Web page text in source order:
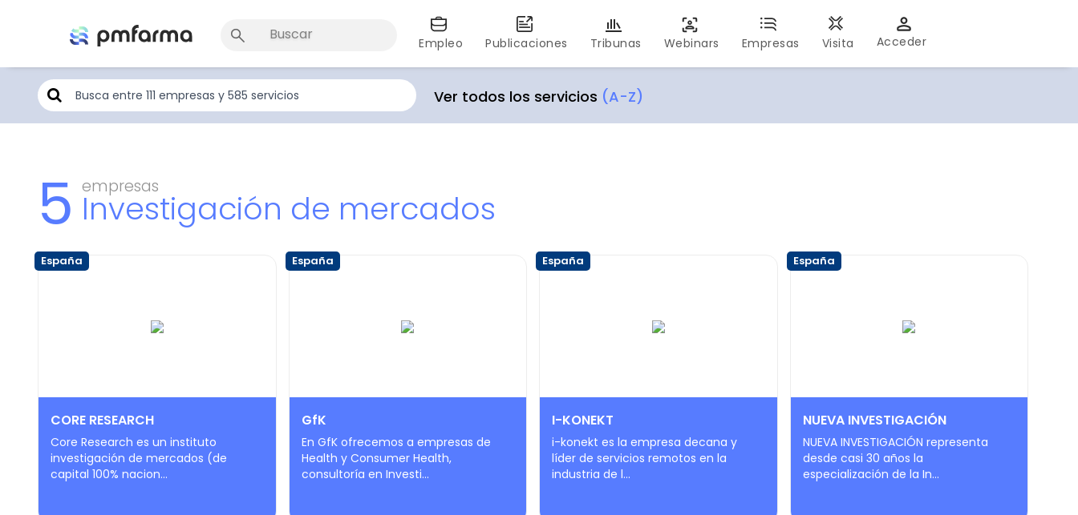
Empleo Publicaciones Tribunas Webinars Empresas Visita Acceder
Ver todos los servicios (A-Z)
5 empresas
Investigación de mercados
España
CORE RESEARCH
Core Research es un instituto
investigación de mercados (de
capital 100% nacion...
España
GfK
En GfK ofrecemos a empresas de
Health y Consumer Health,
consultoría en Investi...
España
I-KONEKT
i-konekt es la empresa decana y
líder de servicios remotos en la
industria de l...
España
NUEVA INVESTIGACIÓN
NUEVA INVESTIGACIÓN representa
desde casi 30 años la
especialización de la In...